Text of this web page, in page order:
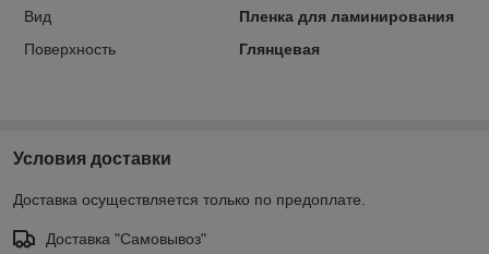
Вид
Пленка для ламинирования
Поверхность
Глянцевая
Условия доставки
Доставка осуществляется только по предоплате.
Доставка "Самовывоз"